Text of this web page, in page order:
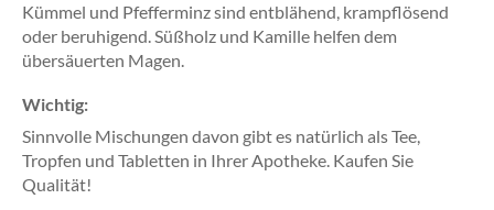
Kümmel und Pfefferminz sind entblähend, krampflösend
oder beruhigend. Süßholz und Kamille helfen dem
übersäuerten Magen.
Wichtig:
Sinnvolle Mischungen davon gibt es natürlich als Tee,
Tropfen und Tabletten in Ihrer Apotheke. Kaufen Sie
Qualität!